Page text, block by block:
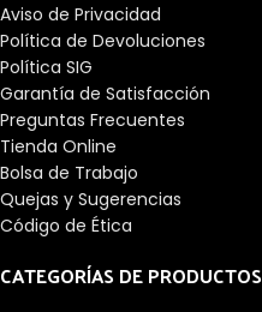
Aviso de Privacidad
Política de Devoluciones
Política SIG
Garantía de Satisfacción
Preguntas Frecuentes
Tienda Online
Bolsa de Trabajo
Quejas y Sugerencias
Código de Ética
CATEGORÍAS DE PRODUCTOS